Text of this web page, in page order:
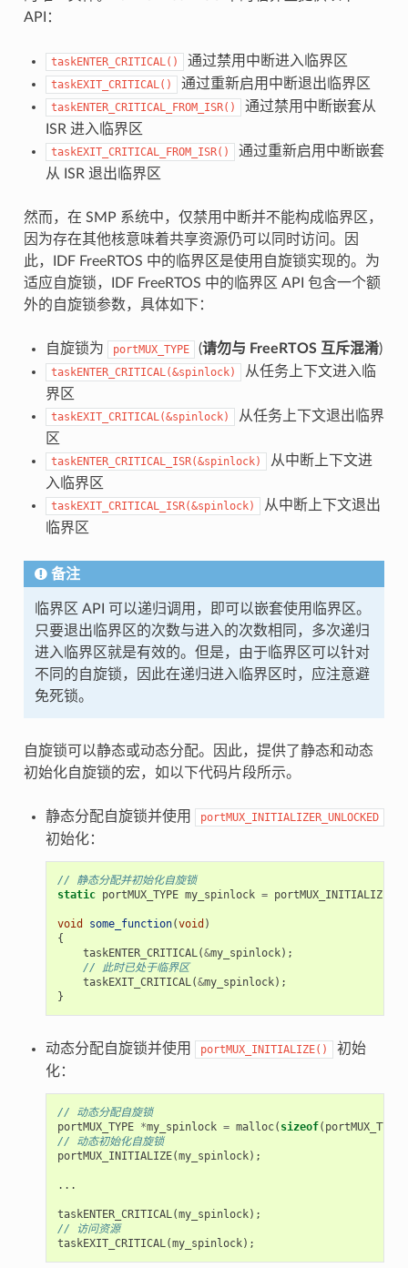
API：
taskENTER_CRITICAL() 通过禁用中断进入临界区
taskEXIT_CRITICAL() 通过重新启用中断退出临界区
taskENTER_CRITICAL_FROM_ISR()
通过禁用中断嵌套从
ISR 进入临界区
taskEXIT_CRITICAL_FROM_ISR()
通过重新启用中断嵌套
从 ISR 退出临界区
然而，在 SMP 系统中，仅禁用中断并不能构成临界区，
因为存在其他核意味着共享资源仍可以同时访问。因
此，IDF FreeRTOS 中的临界区是使用自旋锁实现的。为
适应自旋锁，IDF FreeRTOS 中的临界区 API 包含一个额
外的自旋锁参数，具体如下：
自旋锁为 portMUX_TYPE (请勿与 FreeRTOS 互斥混淆)
taskENTER_CRITICAL(&spinlock)
从任务上下文进入临
界区
taskEXIT_CRITICAL(&spinlock)
从任务上下文退出临界
区
taskENTER_CRITICAL_ISR(&spinlock)
从中断上下文进
入临界区
taskEXIT_CRITICAL_ISR(&spinlock)
从中断上下文退出
临界区
备注
临界区 API 可以递归调用，即可以嵌套使用临界区。
只要退出临界区的次数与进入的次数相同，多次递归
进入临界区就是有效的。但是，由于临界区可以针对
不同的自旋锁，因此在递归进入临界区时，应注意避
免死锁。
自旋锁可以静态或动态分配。因此，提供了静态和动态
初始化自旋锁的宏，如以下代码片段所示。
静态分配自旋锁并使用 portMUX_INITIALIZER_UNLOCKED
初始化：
// 静态分配并初始化自旋锁
static portMUX_TYPE my_spinlock =
void some_function(void )
{
taskENTER_CRITICAL(&my_spinlock);
// 此时已处于临界区
taskEXIT_CRITICAL(&my_spinlock);
}
动态分配自旋锁并使用 portMUX_INITIALIZE()
初始
化：
// 动态分配自旋锁
portMUX_TYPE *my_spinlock = malloc( sizeof( portMUX_TYPE
// 动态初始化自旋锁
portMUX_INITIALIZE(my_spinlock);
...
taskENTER_CRITICAL(my_spinlock);
// 访问资源
taskEXIT_CRITICAL(my_spinlock);